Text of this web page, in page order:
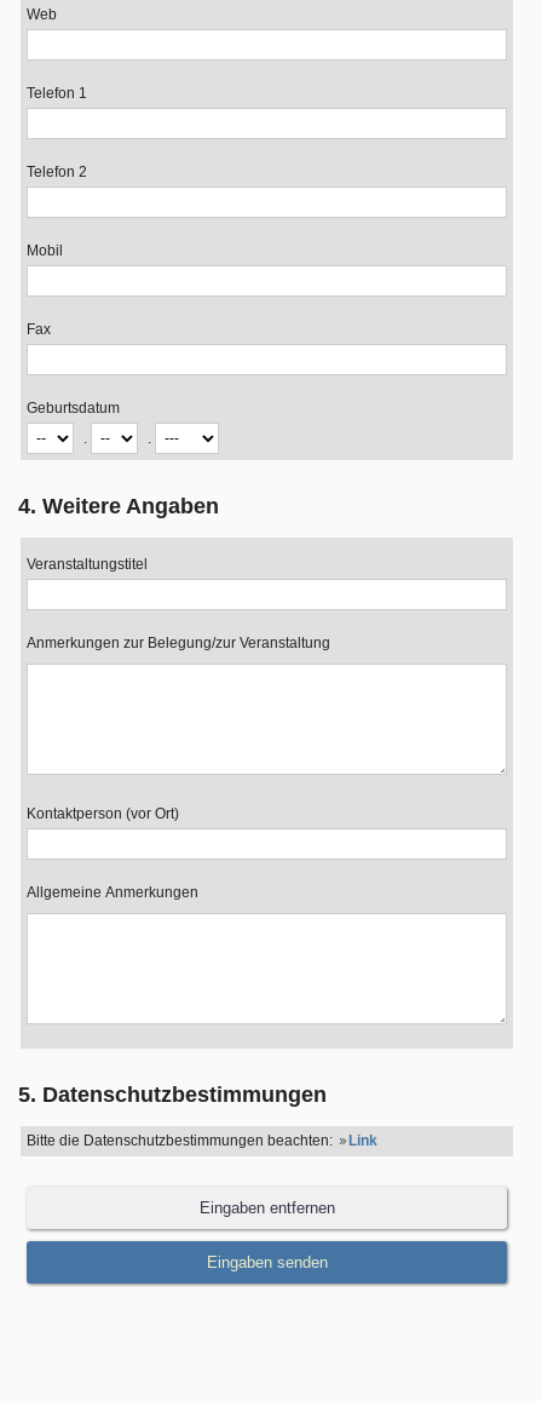
Web
Telefon 1
Telefon 2
Mobil
Fax
Geburtsdatum
.
.
4. Weitere Angaben
Veranstaltungstitel
Anmerkungen zur Belegung/zur Veranstaltung
Kontaktperson (vor Ort)
Allgemeine Anmerkungen
5. Datenschutzbestimmungen
Bitte die Datenschutzbestimmungen beachten: Link